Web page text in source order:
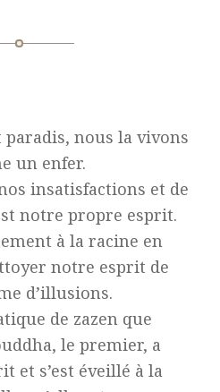
nous la vivons
un enfer.
insatisfactions et de
notre propre esprit.
à la racine en
notre esprit de
d’illusions.
de zazen que
le premier, a
et s’est éveillé à la